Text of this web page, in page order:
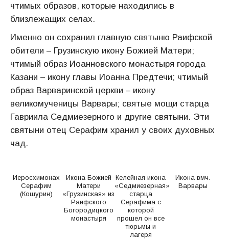
чтимых образов, которые находились в
близлежащих селах.
Именно он сохранил главную святыню Раифской
обители – Грузинскую икону Божией Матери;
чтимый образ Иоанновского монастыря города
Казани – икону главы Иоанна Предтечи; чтимый
образ Варваринской церкви – икону
великомученицы Варвары; святые мощи старца
Гавриила Седмиезерного и другие святыни. Эти
святыни отец Серафим хранил у своих духовных
чад.
Иеросхимонах
Серафим
(Кошурин)
Икона Божией
Матери
«Грузинская» из
Раифского
Богородицкого
монастыря
Келейная икона
«Седмиезерная»
старца
Серафима с
которой
прошел он все
тюрьмы и
лагеря
Икона вмч.
Варвары